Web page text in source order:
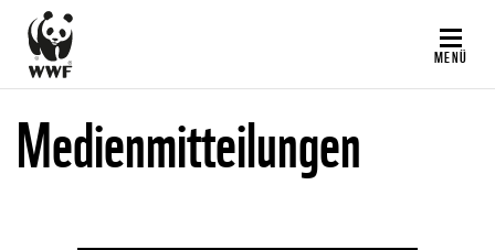
Direkt
zum
Inhalt
MENÜ
Medienmitteilungen